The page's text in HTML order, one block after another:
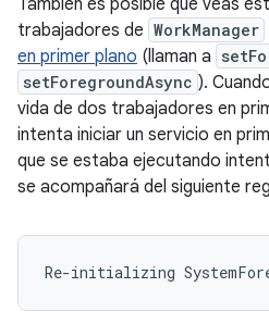
También es posible que veas
trabajadores de WorkManager
en primer plano (llaman a
setForegroundAsync ).
vida de dos trabajadores en
intenta iniciar un servicio en
que se estaba ejecutando
se acompañará del siguiente